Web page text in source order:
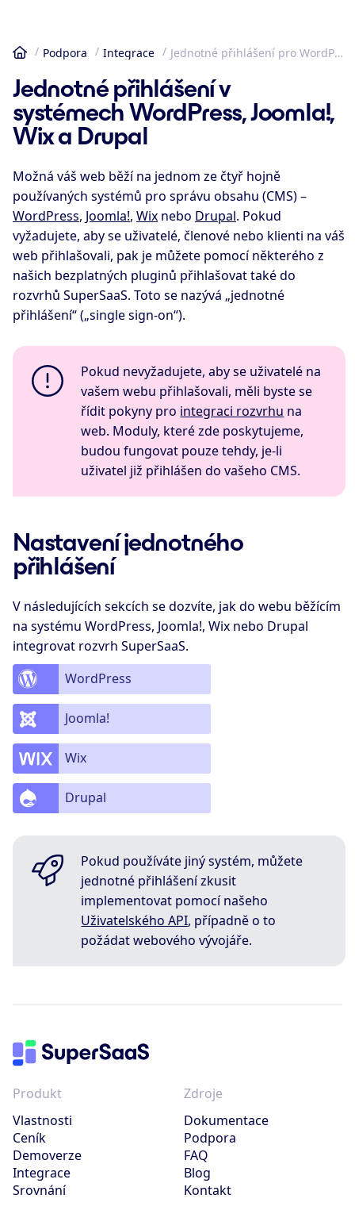
Domů
Podpora Integrace Jednotné přihlášení pro WordPress, Joomla! & Drupal
Jednotné přihlášení v
systémech WordPress, Joomla!,
Wix a Drupal
Možná váš web běží na jednom ze čtyř hojně
používaných systémů pro správu obsahu (CMS) –
WordPress, Joomla!, Wix nebo Drupal. Pokud
vyžadujete, aby se uživatelé, členové nebo klienti na váš
web přihlašovali, pak je můžete pomocí některého z
našich bezplatných pluginů přihlašovat také do
rozvrhů SuperSaaS. Toto se nazývá „jednotné
přihlášení“ („single sign-on“).
Pokud nevyžadujete, aby se uživatelé na
vašem webu přihlašovali, měli byste se
řídit pokyny pro integraci rozvrhu na
web. Moduly, které zde poskytujeme,
budou fungovat pouze tehdy, je-li
uživatel již přihlášen do vašeho CMS.
Nastavení jednotného
přihlášení
V následujících sekcích se dozvíte, jak do webu běžícím
na systému WordPress, Joomla!, Wix nebo Drupal
integrovat rozvrh SuperSaaS.
WordPress
Joomla!
Wix
Drupal
Pokud používáte jiný systém, můžete
jednotné přihlášení zkusit
implementovat pomocí našeho
Uživatelského API, případně o to
požádat webového vývojáře.
Produkt
Vlastnosti
Ceník
Demoverze
Integrace
Srovnání
Zdroje
Dokumentace
Podpora
FAQ
Blog
Kontakt